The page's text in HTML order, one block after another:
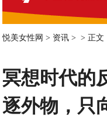
悦美女性网 > 资讯 > > 正文
冥想时代
逐外物，只